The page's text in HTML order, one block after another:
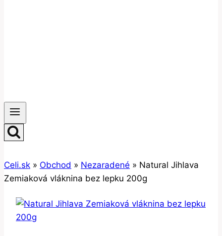
Celi.sk » Obchod » Nezaradené » Natural Jihlava
Zemiaková vláknina bez lepku 200g